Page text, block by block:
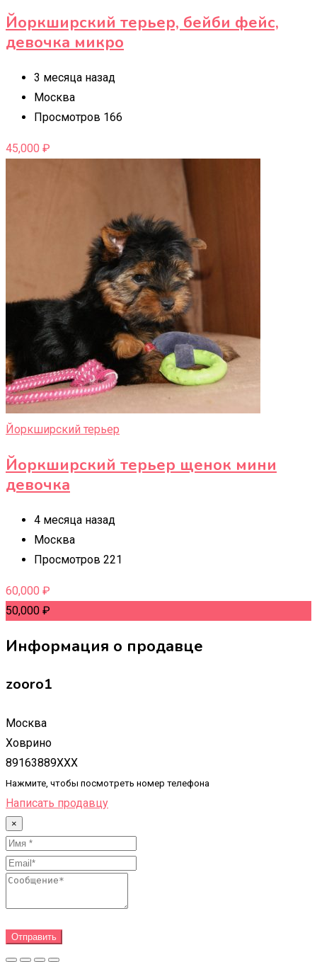
Йоркширский терьер, бейби фейс,
девочка микро
3 месяца назад
Москва
Просмотров 166
45,000 ₽
Йоркширский терьер
Йоркширский терьер щенок мини
девочка
4 месяца назад
Москва
Просмотров 221
60,000 ₽
50,000 ₽
Информация о продавце
zooro1
Москва
Ховрино
89163889XXX
Нажмите, чтобы посмотреть номер телефона
Написать продавцу
×
Отправить